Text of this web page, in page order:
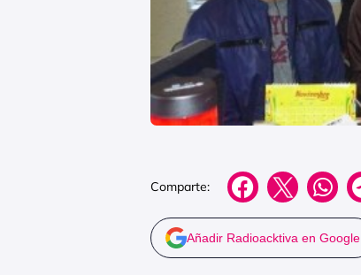
Comparte:
Añadir Radioacktiva en Google